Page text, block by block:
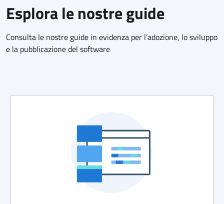
Esplora le nostre guide
Consulta le nostre guide in evidenza per l’adozione, lo sviluppo
e la pubblicazione del software